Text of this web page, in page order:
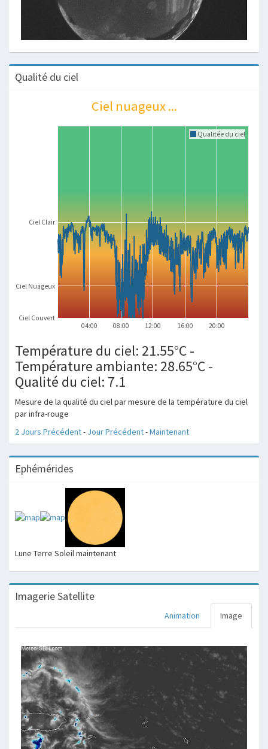
Qualité du ciel
Ciel nuageux ...
04:00 08:00 12:00 16:00 20:00
Ciel Couvert
Ciel Nuageux
Ciel Clair
Qualitée du ciel
Température du ciel: 21.55°C -
Température ambiante: 28.65°C -
Qualité du ciel: 7.1
Mesure de la qualité du ciel par mesure de la température du ciel
par infra-rouge
2 Jours Précédent- Jour Précédent-Maintenant
Ephémérides
Lune Terre Soleil maintenant
Imagerie Satellite
Image
Animation